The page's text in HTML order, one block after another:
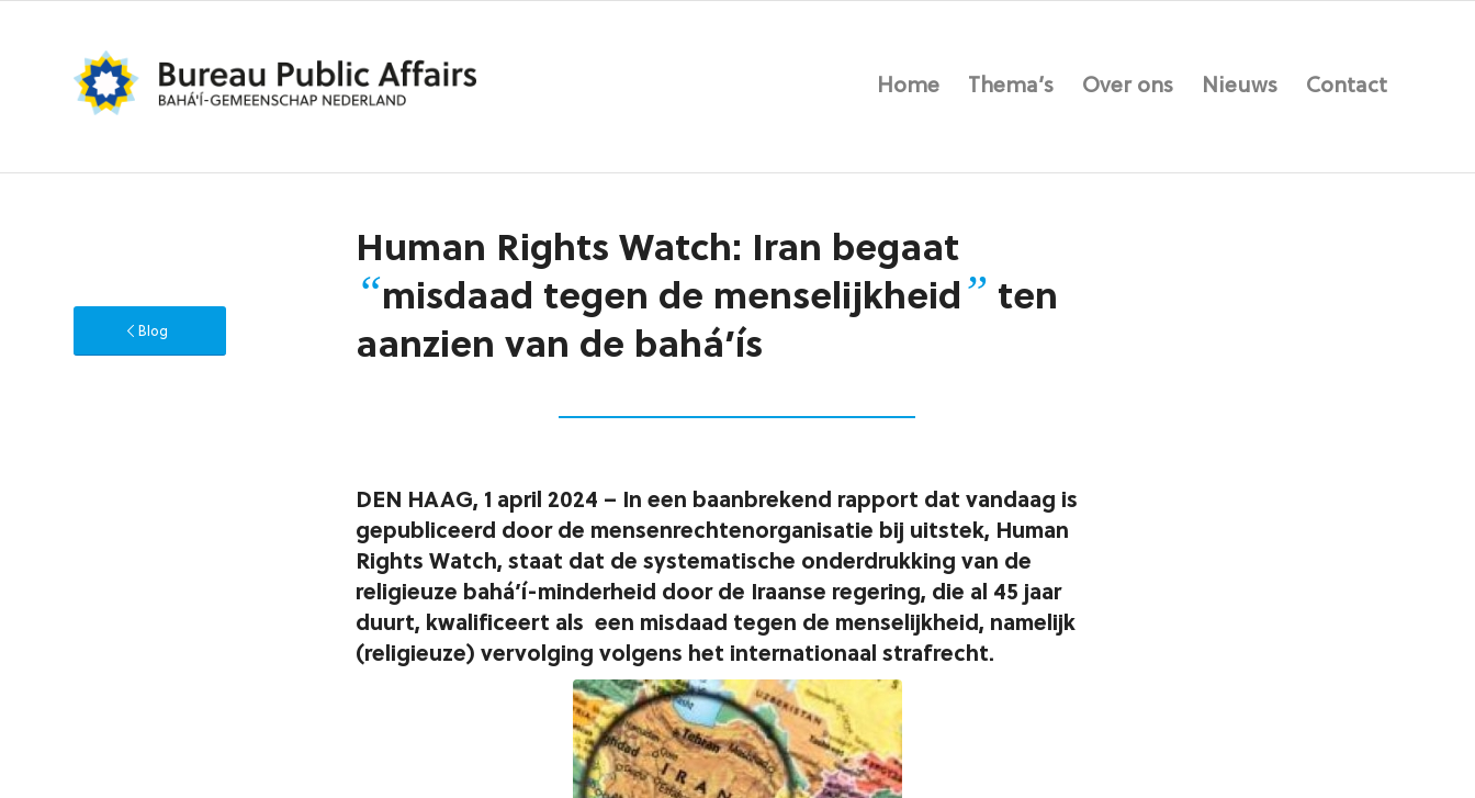
Home Thema’s Over ons Nieuws Contact
Blog
Human Rights Watch: Iran begaat
“misdaad tegen de menselijkheid ” ten
aanzien van de bahá’ís
DEN HAAG, 1 april 2024 – In een baanbrekend rapport dat vandaag is
gepubliceerd door de mensenrechtenorganisatie bij uitstek, Human
Rights Watch, staat dat de systematische onderdrukking van de
religieuze bahá’í-minderheid door de Iraanse regering, die al 45 jaar
duurt, kwalificeert als een misdaad tegen de menselijkheid, namelijk
(religieuze) vervolging volgens het internationaal strafrecht.